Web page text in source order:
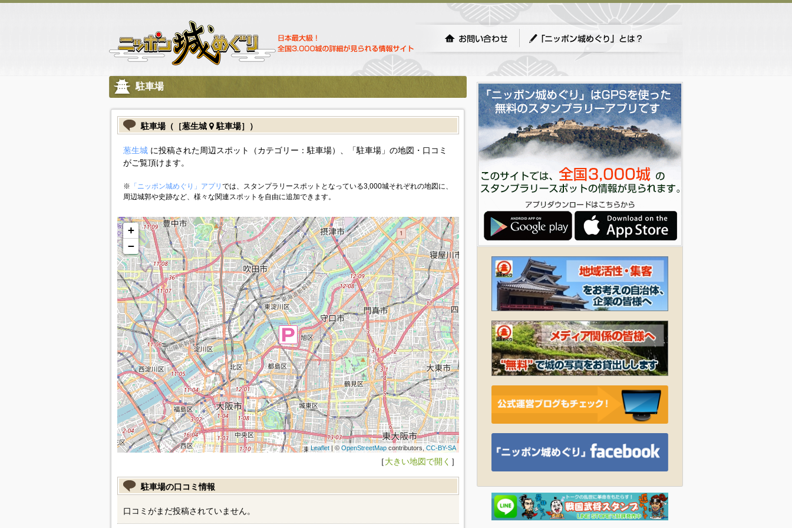
駐車場
駐車場（［葱生城 駐車場］）
葱生城に投稿された周辺スポット（カテゴリー：駐車場）、「駐車場」の地図・口コミ
がご覧頂けます。
※ 「ニッポン城めぐり」アプリ では、スタンプラリースポットとなっている3,000城それぞれの地図に、
周辺城郭や史跡など、様々な関連スポットを自由に追加できます。
+
−
Leaflet| © OpenStreetMapcontributors, CC-BY-SA
［大きい地図で開く ］
駐車場の口コミ情報
口コミがまだ投稿されていません。